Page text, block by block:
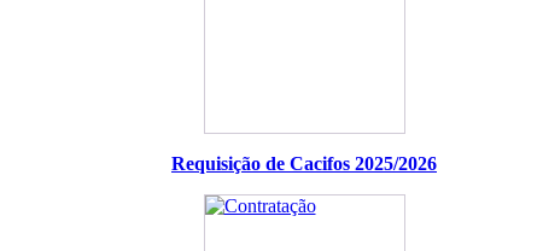
Requisição de Cacifos 2025/2026